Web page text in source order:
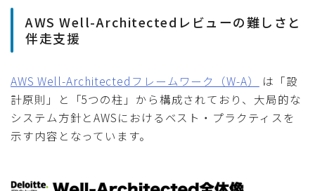
AWS Well-Architectedレビューの難しさと
伴走支援
AWS Well-Architectedフレームワーク（W-A）
は「設
計原則」と「5つの柱」から構成されており、大局的な
システム方針とAWSにおけるベスト・プラクティスを
示す内容となっています。